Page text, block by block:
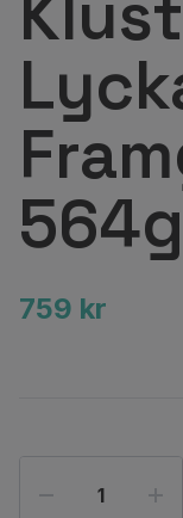
564g
759 kr